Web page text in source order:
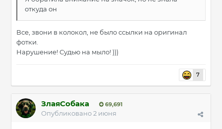
откуда он
Все, звони в колокол, не было ссылки на оригинал
фотки.
Нарушение! Судью на мыло! )))
7
ЗлаяСобака 69,691
Опубликовано2 июня